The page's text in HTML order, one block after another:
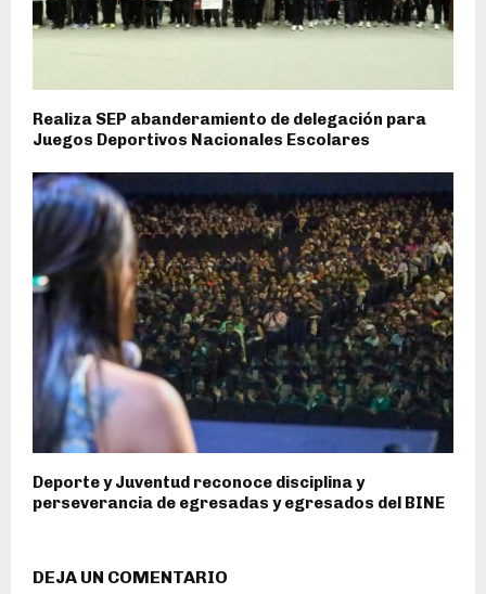
Realiza SEP abanderamiento de delegación para
Juegos Deportivos Nacionales Escolares
Deporte y Juventud reconoce disciplina y
perseverancia de egresadas y egresados del BINE
DEJA UN COMENTARIO